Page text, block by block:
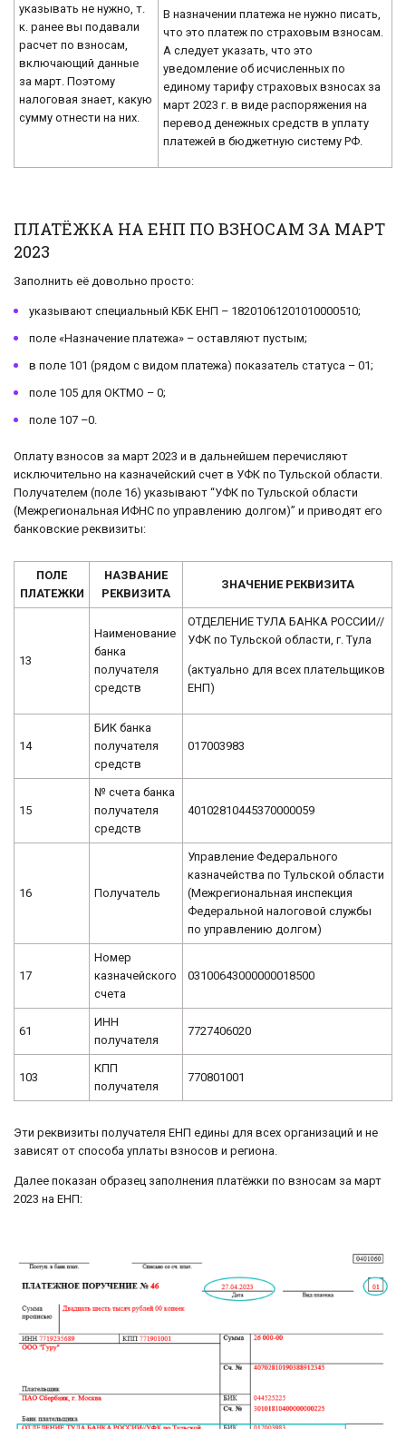
указывать не нужно, т.
к. ранее вы подавали
расчет по взносам,
включающий данные
за март. Поэтому
налоговая знает, какую
сумму отнести на них.
В назначении платежа не нужно писать,
что это платеж по страховым взносам.
А следует указать, что это
уведомление об исчисленных по
единому тарифу страховых взносах за
март 2023 г. в виде распоряжения на
перевод денежных средств в уплату
платежей в бюджетную систему РФ.
ПЛАТЁЖКА НА ЕНП ПО ВЗНОСАМ ЗА МАРТ
2023
Заполнить её довольно просто:
указывают специальный КБК ЕНП – 18201061201010000510;
поле «Назначение платежа» – оставляют пустым;
в поле 101 (рядом с видом платежа) показатель статуса – 01;
поле 105 для ОКТМО – 0;
поле 107 –0.
Оплату взносов за март 2023 и в дальнейшем перечисляют
исключительно на казначейский счет в УФК по Тульской области.
Получателем (поле 16) указывают “УФК по Тульской области
(Межрегиональная ИФНС по управлению долгом)” и приводят его
банковские реквизиты:
ПОЛЕ
ПЛАТЕЖКИ
НАЗВАНИЕ
РЕКВИЗИТА
ЗНАЧЕНИЕ РЕКВИЗИТА
13
Наименование
банка
получателя
средств
ОТДЕЛЕНИЕ ТУЛА БАНКА РОССИИ//
УФК по Тульской области, г. Тула
(актуально для всех плательщиков
ЕНП)
14
БИК банка
получателя
средств
017003983
15
№ счета банка
получателя
средств
40102810445370000059
16 Получатель
Управление Федерального
казначейства по Тульской области
(Межрегиональная инспекция
Федеральной налоговой службы
по управлению долгом)
17
Номер
казначейского
счета
03100643000000018500
61
ИНН
получателя
7727406020
103
КПП
получателя
770801001
Эти реквизиты получателя ЕНП едины для всех организаций и не
зависят от способа уплаты взносов и региона.
Далее показан образец заполнения платёжки по взносам за март
2023 на ЕНП: